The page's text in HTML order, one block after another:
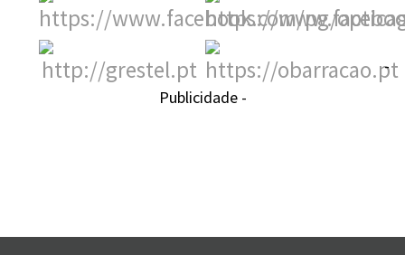
-
Publicidade -